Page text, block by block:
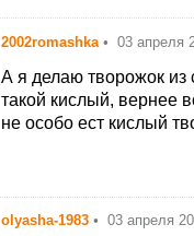
2002romashka • 03 апреля
А я делаю творожок из
такой кислый, вернее
не особо ест кислый
olyasha-1983 • 03 апреля